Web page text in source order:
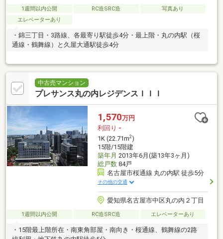
1週間以内公開 RC造SRC造
写真あり
エレベーターあり
・錦三丁目・3路線、各最寄り駅徒歩4分・最上階・丸の内駅（桜
通線・鶴舞線）と久屋大通駅徒歩4分
中古売マンション
プレサンス丸の内レジデンスＩＩＩ
1,570万円
利回り -
1K (22.71m2)
15階/15階建
築年月 2013年6月(築13年3ヶ月)
総戸数84戸
名古屋市桜通線 丸の内駅 徒歩5分
その他の交通
愛知県名古屋市中区丸の内２丁目
1週間以内公開 RC造SRC造 エレベーターあり
・15階最上階所在・南東角部屋・南向き・桜通線、鶴舞線の2路